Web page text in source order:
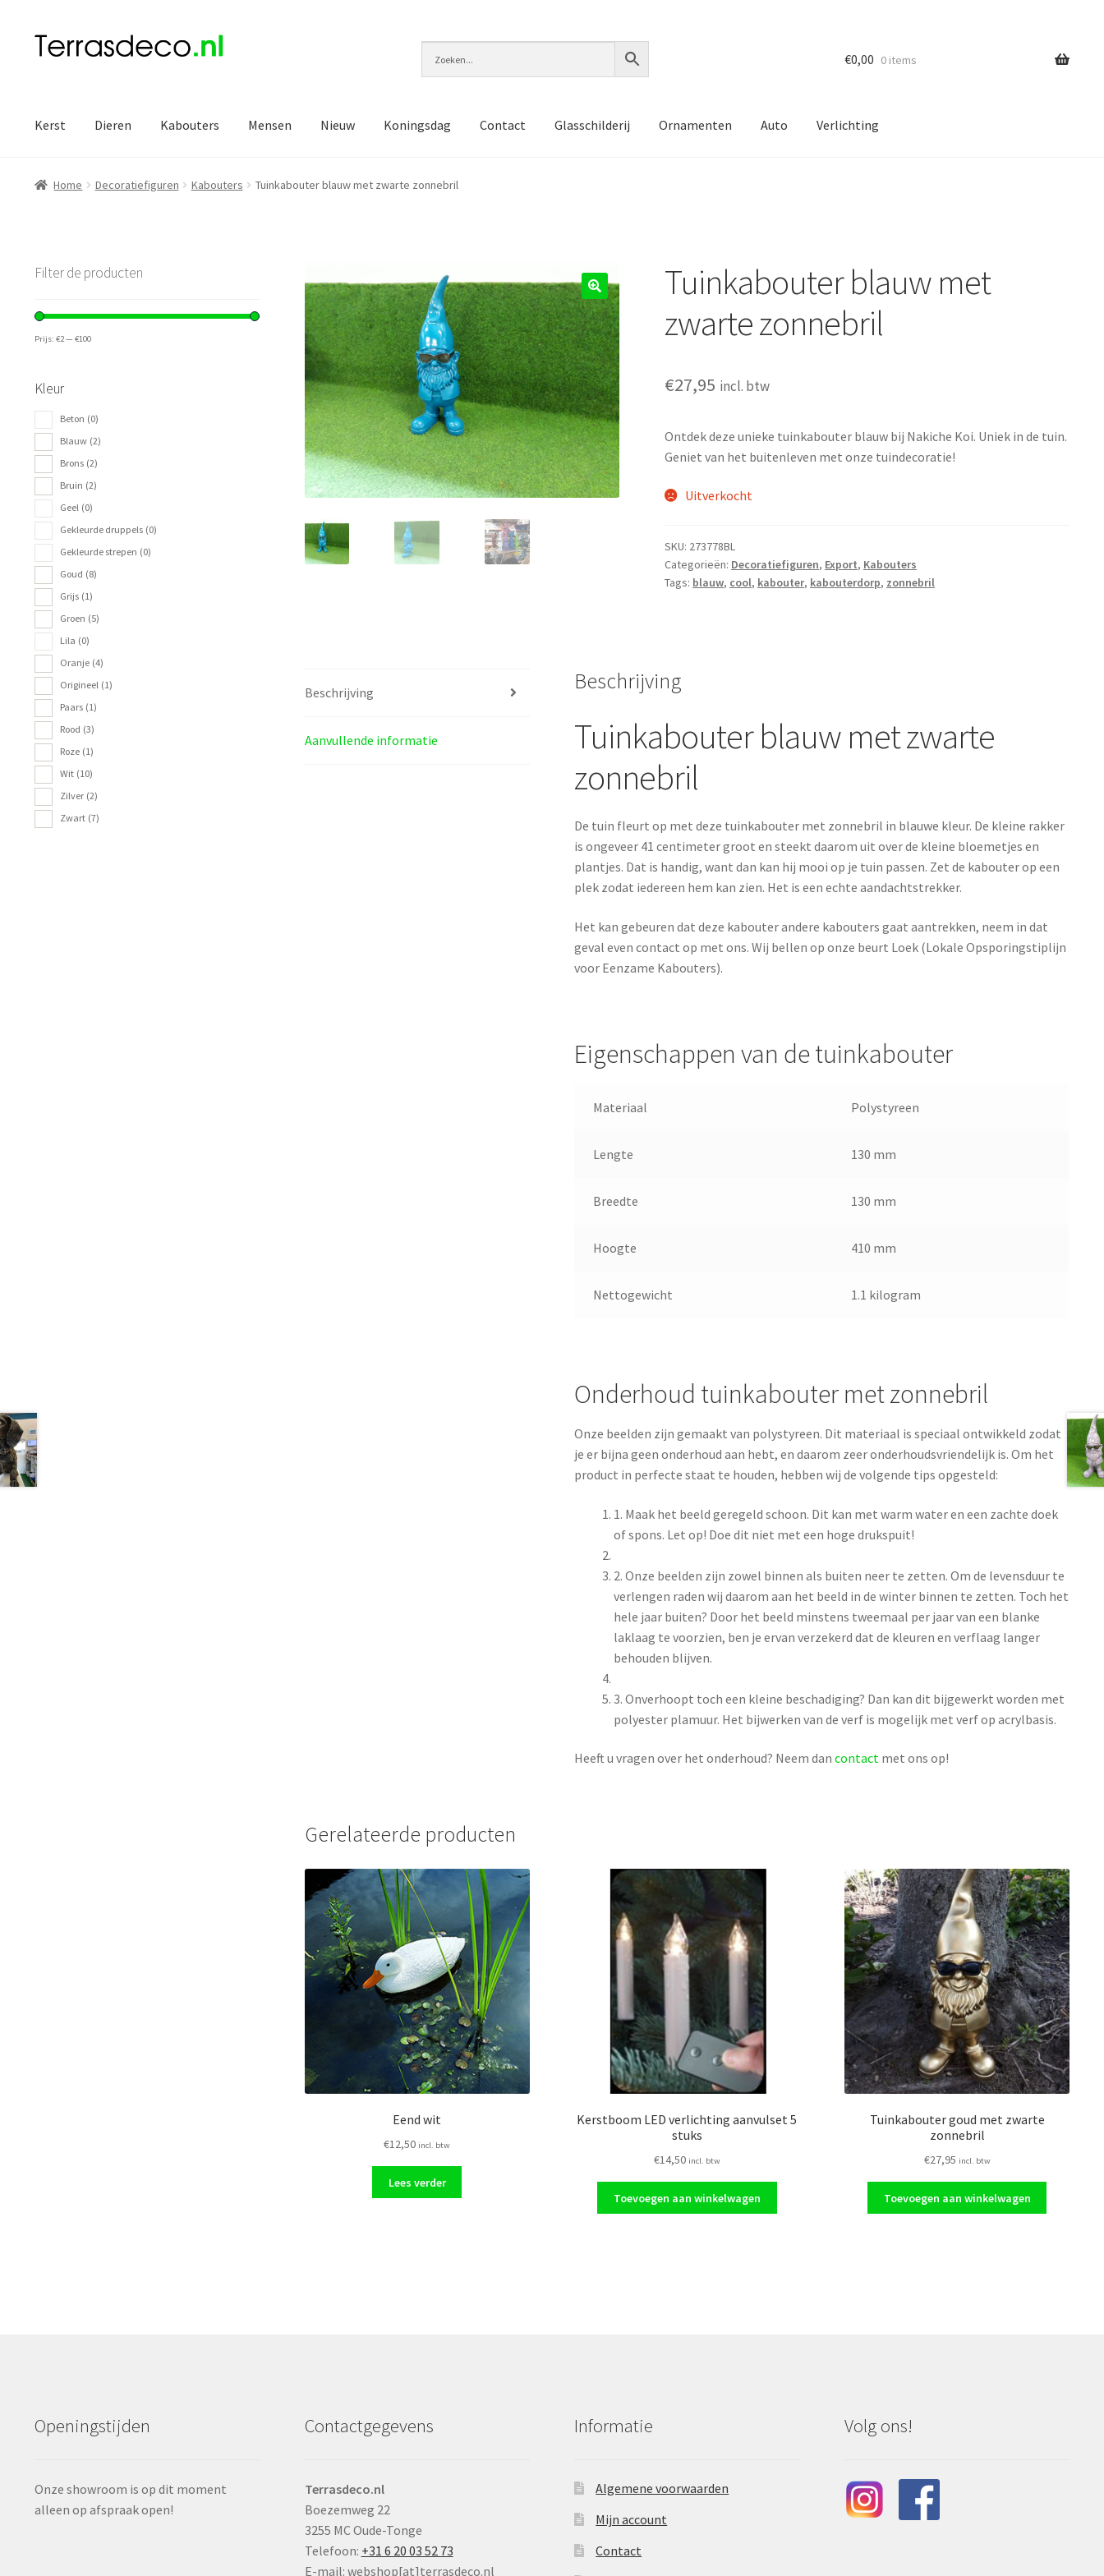
Ga
Ga
€0,00 0 items
Kerst Dieren Kabouters Mensen Nieuw Koningsdag Contact Glasschilderij Ornamenten Auto Verlichting
Home Decoratiefiguren Kabouters Tuinkabouter blauw met zwarte zonnebril
🔍
Tuinkabouter blauw met
zwarte zonnebril
€27,95 incl. btw
Ontdek deze unieke tuinkabouter blauw bij Nakiche Koi. Uniek in de tuin.
Geniet van het buitenleven met onze tuindecoratie!
Uitverkocht
SKU: 273778BL
Categorieën: Decoratiefiguren, Export, Kabouters
Tags: blauw, cool, kabouter, kabouterdorp, zonnebril
Beschrijving
Aanvullende informatie
Beschrijving
Tuinkabouter blauw met zwarte
zonnebril
De tuin fleurt op met deze tuinkabouter met zonnebril in blauwe kleur. De kleine rakker
is ongeveer 41 centimeter groot en steekt daarom uit over de kleine bloemetjes en
plantjes. Dat is handig, want dan kan hij mooi op je tuin passen. Zet de kabouter op een
plek zodat iedereen hem kan zien. Het is een echte aandachtstrekker.
Het kan gebeuren dat deze kabouter andere kabouters gaat aantrekken, neem in dat
geval even contact op met ons. Wij bellen op onze beurt Loek (Lokale Opsporingstiplijn
voor Eenzame Kabouters).
Eigenschappen van de tuinkabouter
Materiaal Polystyreen
Lengte 130 mm
Breedte 130 mm
Hoogte 410 mm
Nettogewicht 1.1 kilogram
Onderhoud tuinkabouter met zonnebril
Onze beelden zijn gemaakt van polystyreen. Dit materiaal is speciaal ontwikkeld zodat
je er bijna geen onderhoud aan hebt, en daarom zeer onderhoudsvriendelijk is. Om het
product in perfecte staat te houden, hebben wij de volgende tips opgesteld:
1. Maak het beeld geregeld schoon. Dit kan met warm water en een zachte doek
of spons. Let op! Doe dit niet met een hoge drukspuit!
2. Onze beelden zijn zowel binnen als buiten neer te zetten. Om de levensduur te
verlengen raden wij daarom aan het beeld in de winter binnen te zetten. Toch het
hele jaar buiten? Door het beeld minstens tweemaal per jaar van een blanke
laklaag te voorzien, ben je ervan verzekerd dat de kleuren en verflaag langer
behouden blijven.
3. Onverhoopt toch een kleine beschadiging? Dan kan dit bijgewerkt worden met
polyester plamuur. Het bijwerken van de verf is mogelijk met verf op acrylbasis.
Heeft u vragen over het onderhoud? Neem dancontact met ons op!
Gerelateerde producten
Eend wit
€12,50 incl. btw
Lees verder
Kerstboom LED verlichting aanvulset 5
stuks
€14,50 incl. btw
Toevoegen aan winkelwagen
Tuinkabouter goud met zwarte
zonnebril
€27,95 incl. btw
Toevoegen aan winkelwagen
Filter de producten
Prijs: €2— €100
Kleur
Beton (0)
Blauw (2)
Brons (2)
Bruin (2)
Geel (0)
Gekleurde druppels (0)
Gekleurde strepen (0)
Goud (8)
Grijs (1)
Groen (5)
Lila (0)
Oranje (4)
Origineel (1)
Paars (1)
Rood (3)
Roze (1)
Wit (10)
Zilver (2)
Zwart (7)
Openingstijden
Onze showroom is op dit moment
alleen op afspraak open!
Contactgegevens
Terrasdeco.nl
Boezemweg 22
3255 MC Oude-Tonge
Telefoon: +31 6 20 03 52 73
E-mail: webshop[at]terrasdeco.nl
Informatie
Algemene voorwaarden
Mijn account
Contact
Volg ons!